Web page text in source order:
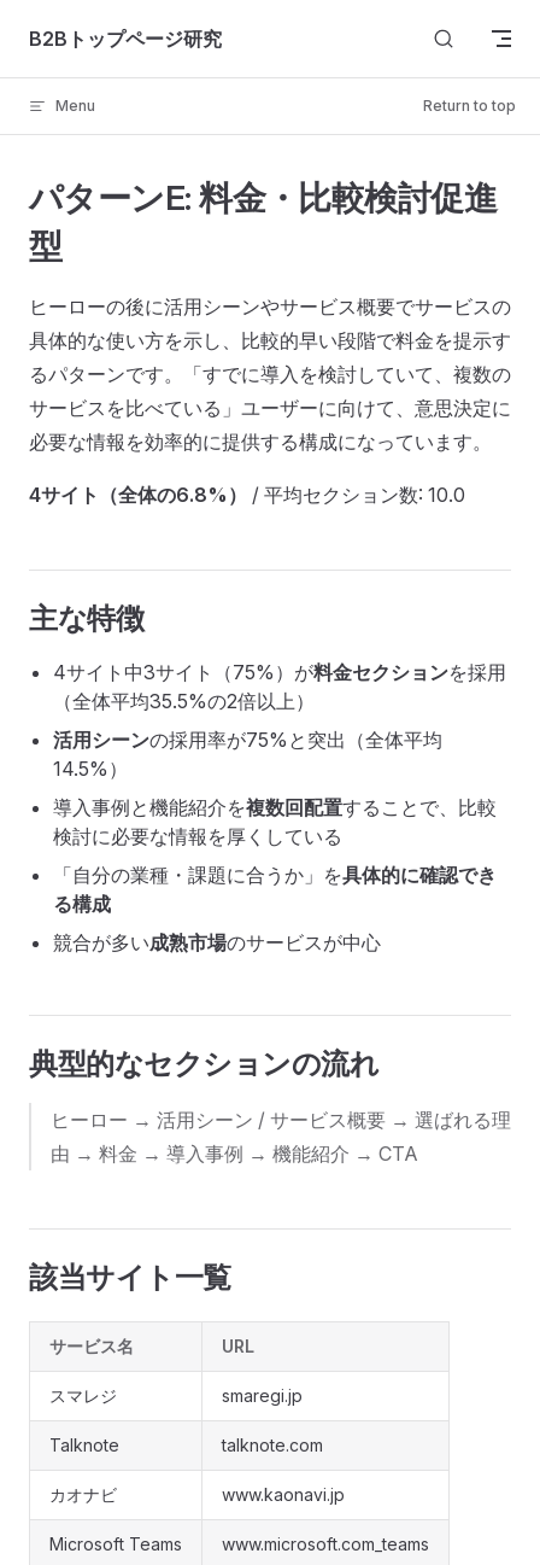
Skip to content
B2Bトップページ研究
Menu Return to top
パターンE: 料金・比較検討促進
型
ヒーローの後に活用シーンやサービス概要でサービスの
具体的な使い方を示し、比較的早い段階で料金を提示す
るパターンです。「すでに導入を検討していて、複数の
サービスを比べている」ユーザーに向けて、意思決定に
必要な情報を効率的に提供する構成になっています。
4サイト（全体の6.8%） / 平均セクション数: 10.0
主な特徴
4サイト中3サイト（75%）が料金セクションを採用
（全体平均35.5%の2倍以上）
活用シーンの採用率が75%と突出（全体平均
14.5%）
導入事例と機能紹介を複数回配置することで、比較
検討に必要な情報を厚くしている
「自分の業種・課題に合うか」を具体的に確認でき
る構成
競合が多い成熟市場のサービスが中心
典型的なセクションの流れ
ヒーロー → 活用シーン / サービス概要 → 選ばれる理
由 → 料金 → 導入事例 → 機能紹介 → CTA
該当サイト一覧
サービス名 URL
スマレジ smaregi.jp
Talknote talknote.com
カオナビ www.kaonavi.jp
Microsoft Teams www.microsoft.com_teams